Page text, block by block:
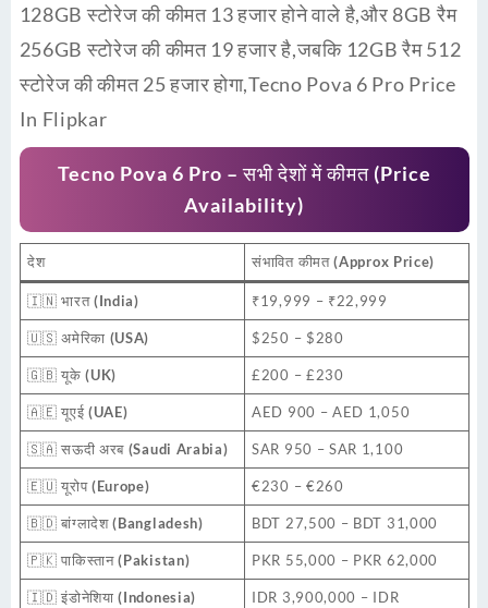
128GB स्टोरेज की कीमत 13 हजार होने वाले है,और 8GB रैम
256GB स्टोरेज की कीमत 19 हजार है,जबकि 12GB रैम 512
स्टोरेज की कीमत 25 हजार होगा,Tecno Pova 6 Pro Price
In Flipkar
Tecno Pova 6 Pro – सभी देशों में कीमत (Price
Availability)
देश संभावित कीमत(Approx Price)
🇮🇳भारत (India) ₹19,999 – ₹22,999
🇺🇸अमेरिका (USA) $250 – $280
🇬🇧यूके (UK) £200 – £230
🇦🇪यूएई (UAE) AED 900 – AED 1,050
🇸🇦सऊदी अरब (Saudi Arabia) SAR 950 – SAR 1,100
🇪🇺यूरोप (Europe) €230 – €260
🇧🇩बांग्लादेश (Bangladesh) BDT 27,500 – BDT 31,000
🇵🇰पाकिस्तान (Pakistan) PKR 55,000 – PKR 62,000
🇮🇩इंडोनेशिया (Indonesia)
IDR 3,900,000 – IDR